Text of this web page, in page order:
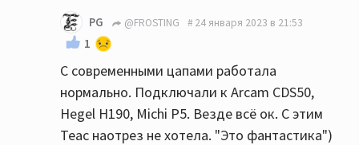
Примар глючные аппараты выпускает вот и всё
объяснение. Поэтому не Примар. Когда
тестировал Primare CD35 Prisma были
проблемы с чтением cd, стримингом, загрузкой
дисков и это на новом демо аппарате ценой
более 200 тыс. руб.
PG @FROSTING 24 января 2023 в 21:53
1
С современными цапами работала
нормально. Подключали к Arcam CDS50,
Hegel H190, Michi P5. Везде всё ок. С этим
Teac наотрез не хотела. "Это фантастика")